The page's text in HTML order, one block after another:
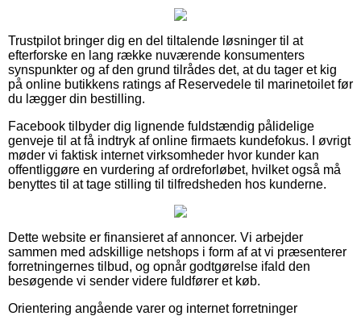
Trustpilot bringer dig en del tiltalende løsninger til at
efterforske en lang række nuværende konsumenters
synspunkter og af den grund tilrådes det, at du tager et kig
på online butikkens ratings af Reservedele til marinetoilet før
du lægger din bestilling.
Facebook tilbyder dig lignende fuldstændig pålidelige
genveje til at få indtryk af online firmaets kundefokus. I øvrigt
møder vi faktisk internet virksomheder hvor kunder kan
offentliggøre en vurdering af ordreforløbet, hvilket også må
benyttes til at tage stilling til tilfredsheden hos kunderne.
Dette website er finansieret af annoncer. Vi arbejder
sammen med adskillige netshops i form af at vi præsenterer
forretningernes tilbud, og opnår godtgørelse ifald den
besøgende vi sender videre fuldfører et køb.
Orientering angående varer og internet forretninger